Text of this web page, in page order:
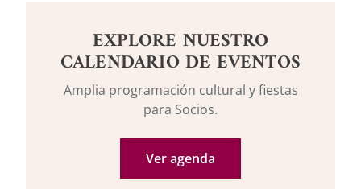
EXPLORE NUESTRO
CALENDARIO DE EVENTOS
Amplia programación cultural y fiestas
para Socios.
Ver agenda